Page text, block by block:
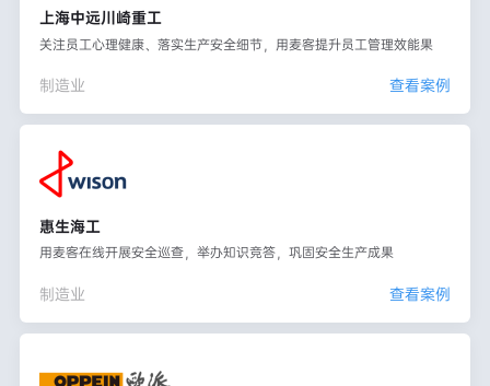
上海中远川崎重工
关注员工心理健康、落实生产安全细节，用麦客提升员工管理效能果
制造业 查看案例
惠生海工
用麦客在线开展安全巡查，举办知识竞答，巩固安全生产成果
制造业 查看案例